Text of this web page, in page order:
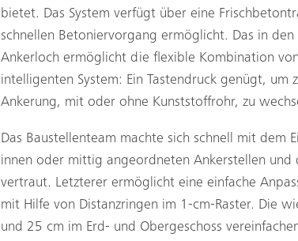
bietet. Das System verfügt über eine
schnellen Betoniervorgang ermöglicht. Das in
Ankerloch ermöglicht die flexible Kombination
intelligenten System: Ein Tastendruck genügt, um
Ankerung, mit oder ohne Kunststoffrohr, zu
Das Baustellenteam machte sich schnell mit dem
innen oder mittig angeordneten Ankerstellen und
vertraut. Letzterer ermöglicht eine einfache
mit Hilfe von Distanzringen im 1-cm-Raster. Die
und 25 cm im Erd- und Obergeschoss